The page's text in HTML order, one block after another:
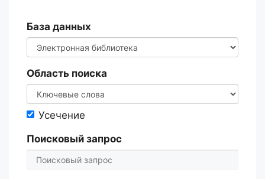
База данных
Область поиска
Усечение
Поисковый запрос